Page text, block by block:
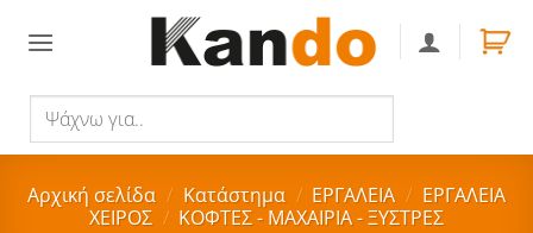
για..
Αρχική σελίδα / Κατάστημα / ΕΡΓΑΛΕΙΑ / ΕΡΓΑΛΕΙΑ
ΧΕΙΡΟΣ / ΚΟΦΤΕΣ - ΜΑΧΑΙΡΙΑ - ΞΥΣΤΡΕΣ